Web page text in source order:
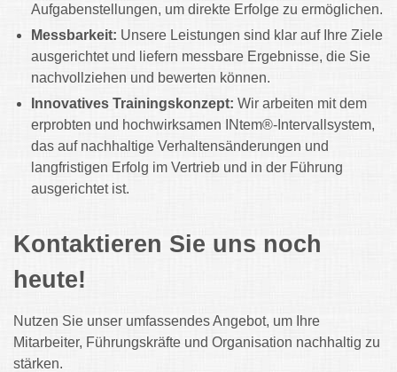
Aufgabenstellungen, um direkte Erfolge zu ermöglichen.
Messbarkeit: Unsere Leistungen sind klar auf Ihre Ziele
ausgerichtet und liefern messbare Ergebnisse, die Sie
nachvollziehen und bewerten können.
Innovatives Trainingskonzept: Wir arbeiten mit dem
erprobten und hochwirksamen INtem®-Intervallsystem,
das auf nachhaltige Verhaltensänderungen und
langfristigen Erfolg im Vertrieb und in der Führung
ausgerichtet ist.
Kontaktieren Sie uns noch
heute!
Nutzen Sie unser umfassendes Angebot, um Ihre
Mitarbeiter, Führungskräfte und Organisation nachhaltig zu
stärken.